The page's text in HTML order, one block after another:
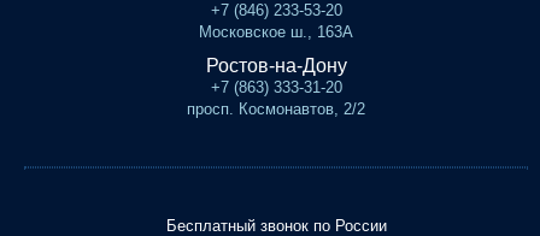
+7 (846) 233-53-20
Московское ш., 163А
Ростов-на-Дону
+7 (863) 333-31-20
просп. Космонавтов, 2/2
Бесплатный звонок по России